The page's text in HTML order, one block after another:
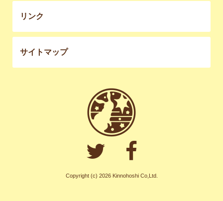
リンク
サイトマップ
Copyright (c) 2026 Kinnohoshi Co,Ltd.